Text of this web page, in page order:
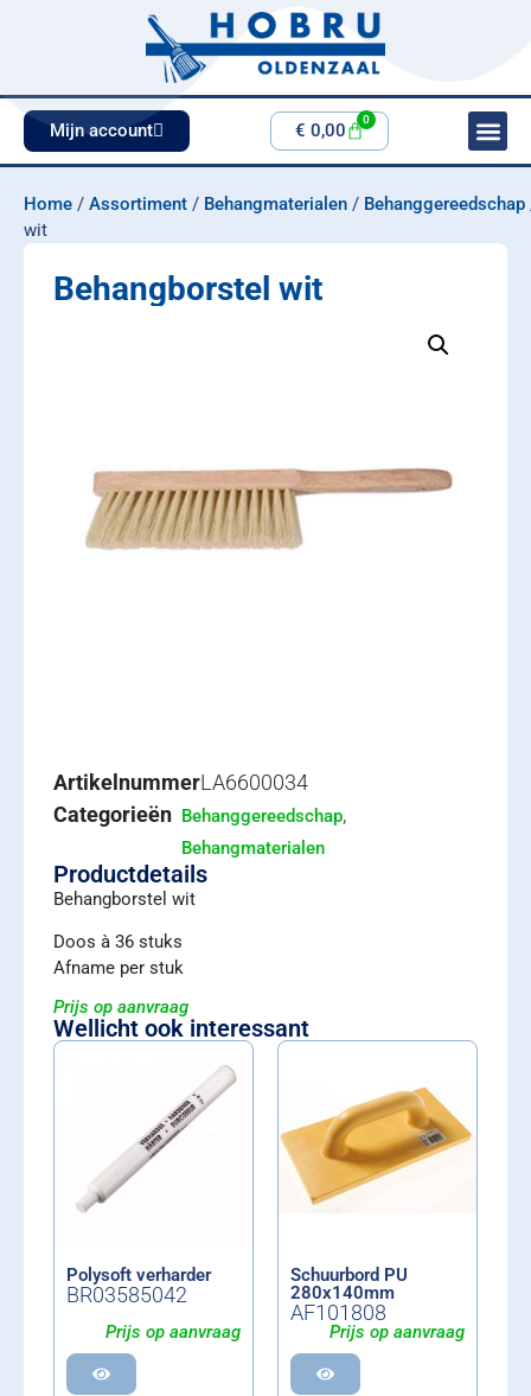
Mijn account € 0,00
0
Home / Assortiment / Behangmaterialen / Behanggereedschap
wit
Behangborstel wit
ArtikelnummerLA6600034
Categorieën Behanggereedschap,
Behangmaterialen
Productdetails
Behangborstel wit
Doos à 36 stuks
Afname per stuk
Prijs op aanvraag
Wellicht ook interessant
Polysoft verharder
BR03585042
Prijs op aanvraag
Schuurbord PU
280x140mm
AF101808
Prijs op aanvraag